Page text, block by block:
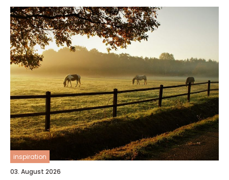
inspiration
03. August 2026